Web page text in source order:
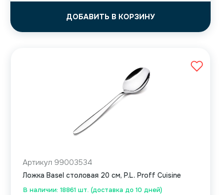
ДОБАВИТЬ В КОРЗИНУ
В наличии: 18861 шт. (доставка до 10 дней)
Артикул 99003534
Ложка Basel столовая 20 см, P.L. Proff Cuisine